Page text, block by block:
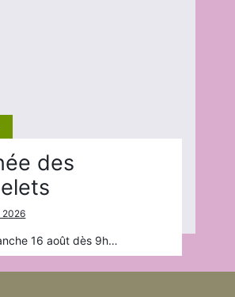
des
2026
16 août dès 9h…